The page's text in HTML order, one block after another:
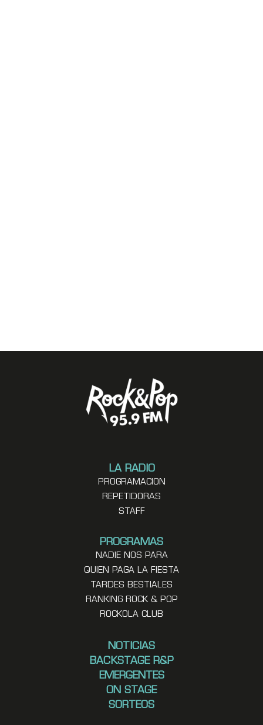
LA RADIO
PROGRAMACION
REPETIDORAS
STAFF
PROGRAMAS
NADIE NOS PARA
QUIEN PAGA LA FIESTA
TARDES BESTIALES
RANKING ROCK & POP
ROCKOLA CLUB
NOTICIAS
BACKSTAGE R&P
EMERGENTES
ON STAGE
SORTEOS